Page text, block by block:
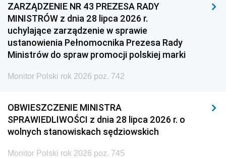
ZARZĄDZENIE NR 43 PREZESA RADY
MINISTRÓW z dnia 28 lipca 2026 r.
uchylające zarządzenie w sprawie
ustanowienia Pełnomocnika Prezesa Rady
Ministrów do spraw promocji polskiej marki
Monitor Polski rok 2026 poz. 742
OBWIESZCZENIE MINISTRA
SPRAWIEDLIWOŚCI z dnia 28 lipca 2026 r. o
wolnych stanowiskach sędziowskich
Monitor Polski rok 2026 poz. 745